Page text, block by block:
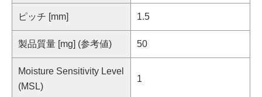
ピッチ [mm] 1.5
製品質量 [mg] (参考値) 50
Moisture Sensitivity Level
(MSL)
1